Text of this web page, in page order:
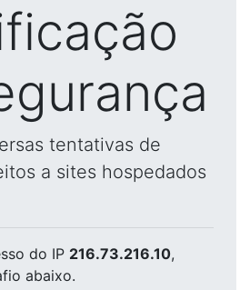
tentativas de
a sites hospedados
do IP 216.73.216.10,
abaixo.